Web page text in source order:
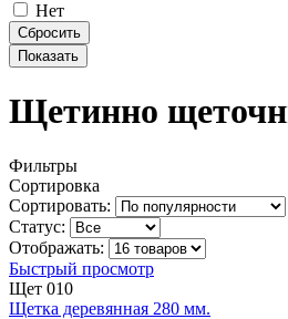
Нет
Щетинно
Фильтры
Сортировка
Сортировать:
Статус:
Отображать:
Быстрый просмотр
Щет 010
Щетка деревянная 280 мм.